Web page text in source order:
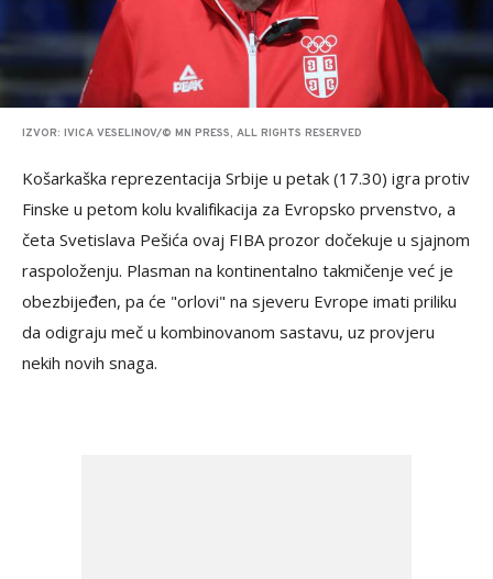
IZVOR: IVICA VESELINOV/© MN PRESS, ALL RIGHTS RESERVED
Košarkaška reprezentacija Srbije u petak (17.30) igra protiv
Finske u petom kolu kvalifikacija za Evropsko prvenstvo, a
četa Svetislava Pešića ovaj FIBA prozor dočekuje u sjajnom
raspoloženju. Plasman na kontinentalno takmičenje već je
obezbijeđen, pa će "orlovi" na sjeveru Evrope imati priliku
da odigraju meč u kombinovanom sastavu, uz provjeru
nekih novih snaga.